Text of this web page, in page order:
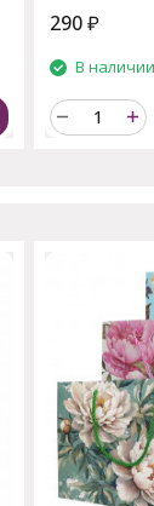
290₽
В наличии